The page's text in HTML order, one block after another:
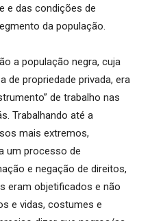
e das condições de
da população.
a população negra, cuja
de propriedade privada, era
de trabalho nas
Trabalhando até a
mais extremos,
um processo de
e negação de direitos,
eram objetificados e não
e vidas, costumes e